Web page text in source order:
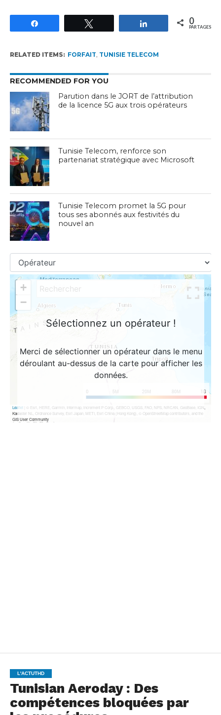
Partagez 0
PARTAGES
RELATED ITEMS: FORFAIT, TUNISIE TELECOM
RECOMMENDED FOR YOU
Parution dans le JORT de l’attribution
de la licence 5G aux trois opérateurs
Tunisie Telecom, renforce son
partenariat stratégique avec Microsoft
Tunisie Telecom promet la 5G pour
tous ses abonnés aux festivités du
nouvel an
L'ACTUTHD
Tunisian Aeroday : Des
compétences bloquées par